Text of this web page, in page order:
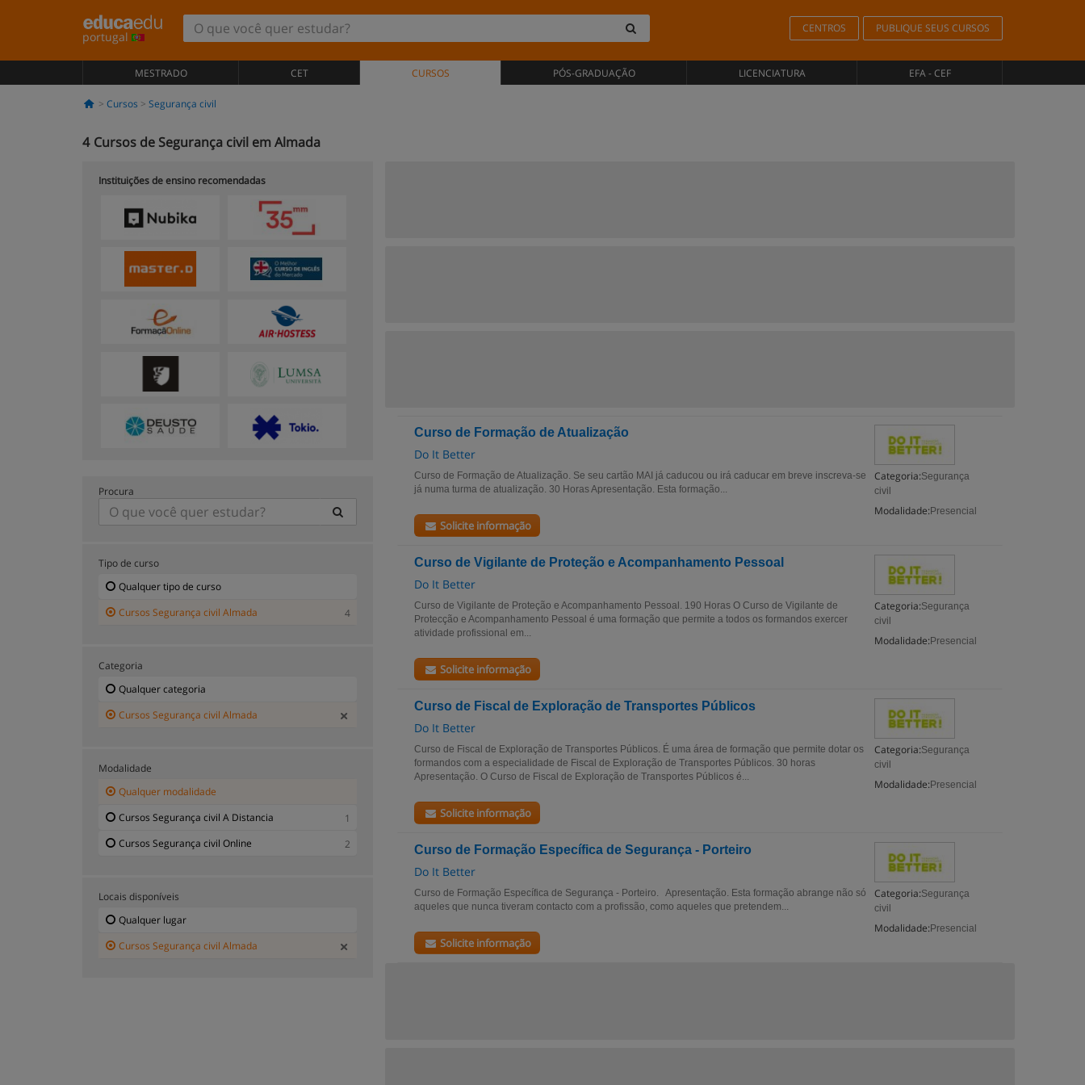
portugal
CENTROS PUBLIQUE SEUS CURSOS
MESTRADO CET CURSOS PÓS-GRADUAÇÃO LICENCIATURA EFA - CEF
Cursos Segurança civil
4 Cursos de Segurança civil em Almada
Curso de Formação de Atualização
Do It Better
Categoria:Segurança
civil
Modalidade: Presencial
Curso de Formação de Atualização. Se seu cartão MAI já caducou ou irá caducar em breve inscreva-se
já numa turma de atualização. 30 Horas Apresentação. Esta formação...
Solicite informação
Curso de Vigilante de Proteção e Acompanhamento Pessoal
Do It Better
Categoria:Segurança
civil
Modalidade: Presencial
Curso de Vigilante de Proteção e Acompanhamento Pessoal. 190 Horas O Curso de Vigilante de
Protecção e Acompanhamento Pessoal é uma formação que permite a todos os formandos exercer
atividade profissional em...
Solicite informação
Curso de Fiscal de Exploração de Transportes Públicos
Do It Better
Categoria:Segurança
civil
Modalidade: Presencial
Curso de Fiscal de Exploração de Transportes Públicos. É uma área de formação que permite dotar os
formandos com a especialidade de Fiscal de Exploração de Transportes Públicos. 30 horas
Apresentação. O Curso de Fiscal de Exploração de Transportes Públicos é...
Solicite informação
Curso de Formação Específica de Segurança - Porteiro
Do It Better
Categoria:Segurança
civil
Modalidade: Presencial
Curso de Formação Específica de Segurança - Porteiro. Apresentação. Esta formação abrange não só
aqueles que nunca tiveram contacto com a profissão, como aqueles que pretendem...
Solicite informação
Instituições de ensino recomendadas
Procura
Tipo de curso
Qualquer tipo de curso
Cursos Segurança civil Almada
4
Categoria
Qualquer categoria
Cursos Segurança civil Almada
Modalidade
Qualquer modalidade
Cursos Segurança civil A Distancia
1
Cursos Segurança civil Online
2
Locais disponíveis
Qualquer lugar
Cursos Segurança civil Almada